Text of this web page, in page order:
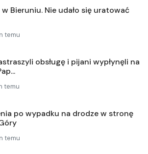
Bieruniu. Nie udało się uratować
temu
obsługę i pijani wypłynęli na
temu
po wypadku na drodze w stronę
temu